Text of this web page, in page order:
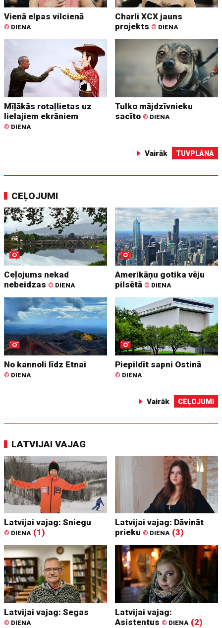
Vienā elpas vilcienā
© DIENA
Charli XCX jauns
projekts © DIENA
Mīļākās rotaļlietas uz
lielajiem ekrāniem
© DIENA
Tulko mājdzīvnieku
sacīto © DIENA
Vairāk TUVPLĀNĀ
CEĻOJUMI
Ceļojums nekad
nebeidzas © DIENA
Amerikāņu gotika vēju
pilsētā © DIENA
No kannoli līdz Etnai
© DIENA
Piepildīt sapni Ostinā
© DIENA
Vairāk CEĻOJUMI
LATVIJAI VAJAG
Latvijai vajag: Sniegu
© DIENA (1)
Latvijai vajag: Dāvināt
prieku © DIENA (3)
Latvijai vajag: Segas
© DIENA
Latvijai vajag:
Asistentus © DIENA (2)